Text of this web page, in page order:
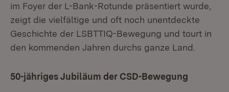
im Foyer der L-Bank-Rotunde präsentiert wurde,
zeigt die vielfältige und oft noch unentdeckte
Geschichte der LSBTTIQ-Bewegung und tourt in
den kommenden Jahren durchs ganze Land.
50-jähriges Jubiläum der CSD-Bewegung